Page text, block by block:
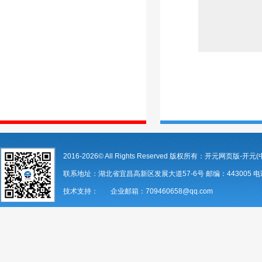
2016-2026© All Rights Reserved 版权所有：开元网页版-开元(
联系地址：湖北省宜昌高新区发展大道57-6号 邮编：443005
技术支持： 企业邮箱：709460658@qq.com